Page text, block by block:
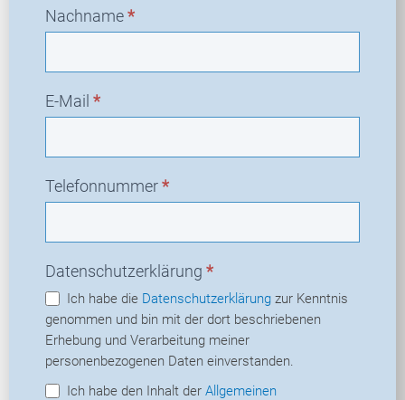
Nachname*
E-Mail *
Telefonnummer*
Datenschutzerklärung *
Ich habe die Datenschutzerklärung zur Kenntnis
genommen und bin mit der dort beschriebenen
Erhebung und Verarbeitung meiner
personenbezogenen Daten einverstanden.
Ich habe den Inhalt der Allgemeinen